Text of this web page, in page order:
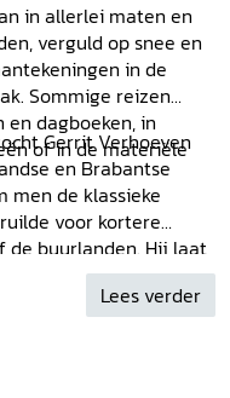
in allerlei maten en
verguld op snee en
in de
Sommige reizen
dagboeken, in
of in de materiële
Gerrit Verhoeven
en Brabantse
men de klassieke
voor kortere
de buurlanden. Hij laat
namen naar Parijs,
om te reizen. En hij
ze veldslagen
slenterden
Lees verder